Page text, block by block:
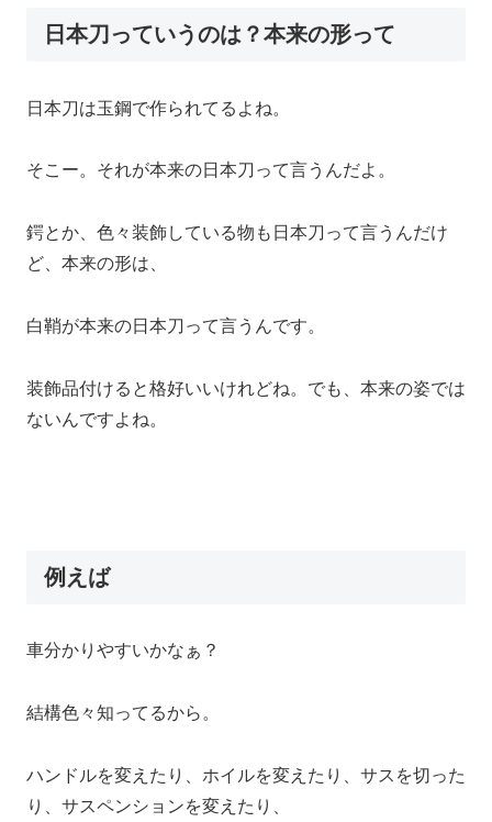
日本刀っていうのは？本来の形って
日本刀は玉鋼で作られてるよね。
そこー。それが本来の日本刀って言うんだよ。
鍔とか、色々装飾している物も日本刀って言うんだけ
ど、本来の形は、
白鞘が本来の日本刀って言うんです。
装飾品付けると格好いいけれどね。でも、本来の姿では
ないんですよね。
例えば
車分かりやすいかなぁ？
結構色々知ってるから。
ハンドルを変えたり、ホイルを変えたり、サスを切った
り、サスペンションを変えたり、